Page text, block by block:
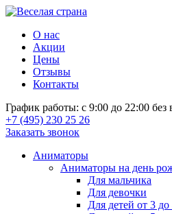
О нас
Акции
Цены
Отзывы
Контакты
График работы: с 9:00 до 22:00
+7 (495) 230 25 26
Заказать звонок
Аниматоры
Аниматоры на день
Для мальчика
Для девочки
Для детей от 3 до